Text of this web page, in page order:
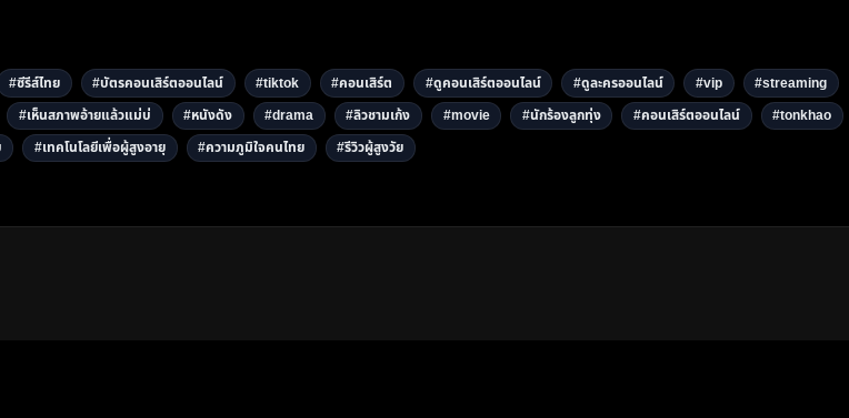
#ซีรีส์ไทย #บัตรคอนเสิร์ตออนไลน์ #tiktok #คอนเสิร์ต #ดูคอนเสิร์ตออนไลน์ #ดูละครออนไลน์ #vip
#streaming
#เห็นสภาพอ้ายแล้วแม่บ่ #หนังดัง #drama #ลิวชามเก้ง #movie #นักร้องลูกทุ่ง #คอนเสิร์ตออนไลน์
#tonkhao
#เทคโนโลยีเพื่อผู้สูงอายุ #ความภูมิใจคนไทย #รีวิวผู้สูงวัย